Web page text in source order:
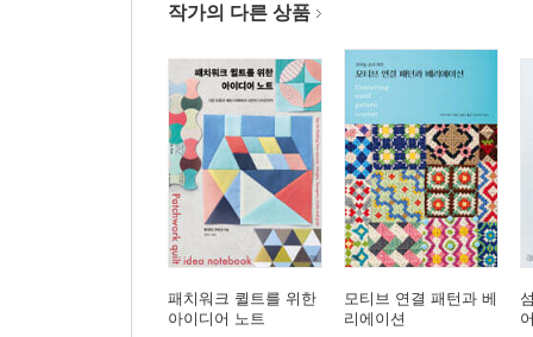
작가의 다른 상품
패치워크 퀼트를 위한
아이디어 노트
모티브 연결 패턴과 베
리에이션